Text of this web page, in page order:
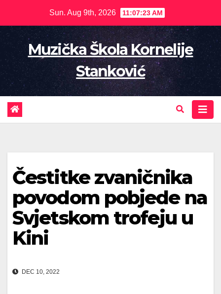
content
Sun. Aug 9th, 2026 11:07:24 AM
Muzička Škola Kornelije
Stanković
Čestitke zvaničnika
povodom pobjede na
Svjetskom trofeju u
Kini
DEC 10, 2022